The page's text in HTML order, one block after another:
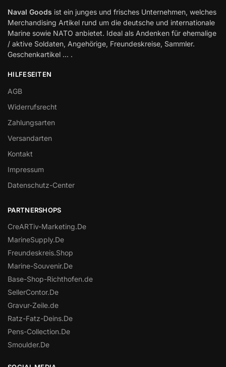
Naval Goods ist ein junges und frisches Unternehmen, welches
Merchandising Artikel rund um die deutsche und internationale
Marine sowie NATO anbietet. Ideal als Andenken für ehemalige
/ aktive Soldaten, Angehörige, Freundeskreise, Sammler.
Geschenkartikel … .
HILFESEITEN
AGB
Widerrufsrecht
Zahlungsarten
Versandarten
Kontakt
Impressum
Datenschutz-Center
PARTNERSHOPS
CreARTiv-Marketing.De
MarineSupply.De
Freundeskreis.Shop
Marine-Souvenir.De
Base-Shop-Richthofen.de
SellerContor.De
Gravur-Zeile.de
Ratz-Fatz-Deins.De
Pens-Collection.De
Smoulder.De